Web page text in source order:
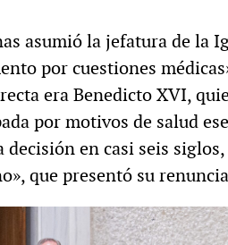
asumió la jefatura de la
por cuestiones
era Benedicto XVI,
por motivos de salud
en casi seis
que presentó su